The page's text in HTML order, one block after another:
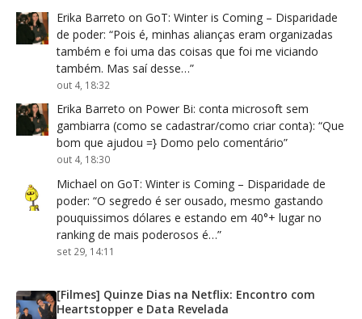
Erika Barreto on GoT: Winter is Coming – Disparidade
de poder: “Pois é, minhas alianças eram organizadas
também e foi uma das coisas que foi me viciando
também. Mas saí desse…”
out 4, 18:32
Erika Barreto on Power Bi: conta microsoft sem
gambiarra (como se cadastrar/como criar conta): “Que
bom que ajudou =} Domo pelo comentário”
out 4, 18:30
Michael on GoT: Winter is Coming – Disparidade de
poder: “O segredo é ser ousado, mesmo gastando
pouquissimos dólares e estando em 40°+ lugar no
ranking de mais poderosos é…”
set 29, 14:11
[Filmes] Quinze Dias na Netflix: Encontro com
Heartstopper e Data Revelada